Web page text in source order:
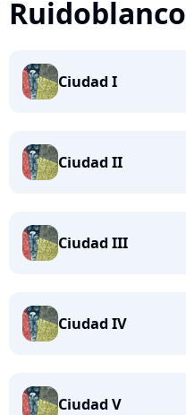
Ruidoblanco
Ciudad I
Ciudad II
Ciudad III
Ciudad IV
Ciudad V